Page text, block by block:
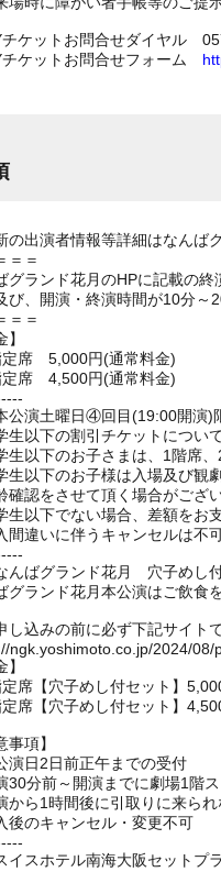
チケットお問合せダイヤル
チケットお問合せフォーム
の出演者情報等詳細はなんば
＝＝
グランド花月のHPに記載の終
び、開演・終演時間が10分～
＝＝
】
定席 5,000円(通常料金)
定席 4,500円(通常料金)
演土曜日④回目(19:00開演
生以下の割引チケットについ
生以下のお子さまは、1階席
生以下のお子様は入場及び観
確認をさせて頂く場合がござ
生以下でない場合、差額をお
違いに伴うキャンセルは不
ばグランド花月 穴子めし
グランド花月本公演はご飲食
し込みの前に必ず下記サイト
ngk.yoshimoto.co.jp/2024/08/
】
席【穴子めし付セット】
席【穴子めし付セット】
事項】
演日2日前正午までの受付
30分前～開演までに劇場1階
から1時間後に引取りに来ら
後のキャンセル・変更不可
スホテル南海大阪セットプ